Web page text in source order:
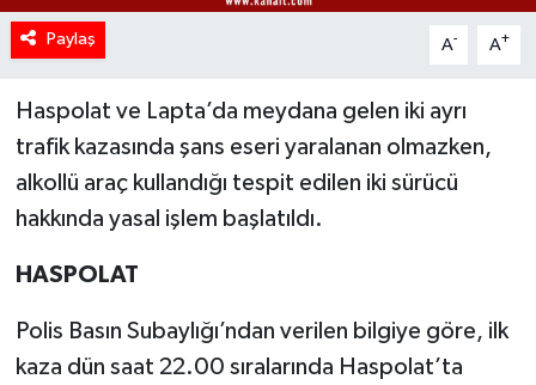
Paylaş A- A+
Haspolat ve Lapta’da meydana gelen iki ayrı
trafik kazasında şans eseri yaralanan olmazken,
alkollü araç kullandığı tespit edilen iki sürücü
hakkında yasal işlem başlatıldı.
HASPOLAT
Polis Basın Subaylığı’ndan verilen bilgiye göre, ilk
kaza dün saat 22.00 sıralarında Haspolat’ta